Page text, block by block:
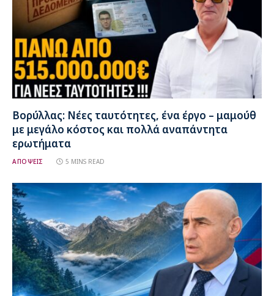
Βορύλλας: Νέες ταυτότητες, ένα έργο – μαμούθ
με μεγάλο κόστος και πολλά αναπάντητα
ερωτήματα
ΑΠΟΨΕΙΣ 5 MINS READ